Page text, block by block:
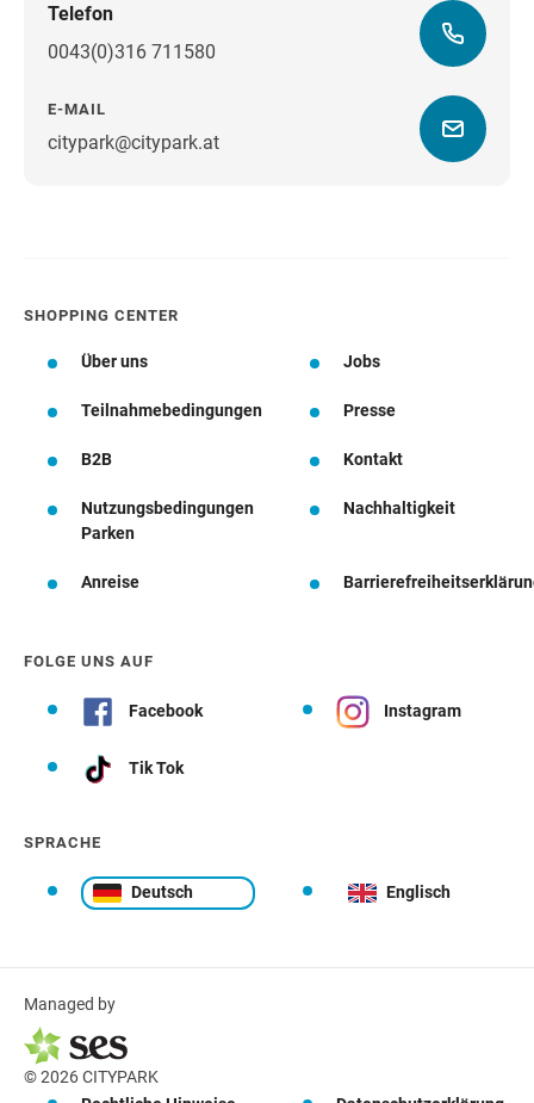
Telefon
0043(0)316 711580
E-MAIL
citypark@citypark.atWegbeschreibung
SHOPPING CENTER
Über uns Jobs
Teilnahmebedingungen Presse
B2B Kontakt
Nutzungsbedingungen
Parken
Nachhaltigkeit
Anreise
FOLGE UNS AUF
Facebook Instagram
Tik Tok
SPRACHE
Deutsch Englisch
Managed by
© 2026 CITYPARK